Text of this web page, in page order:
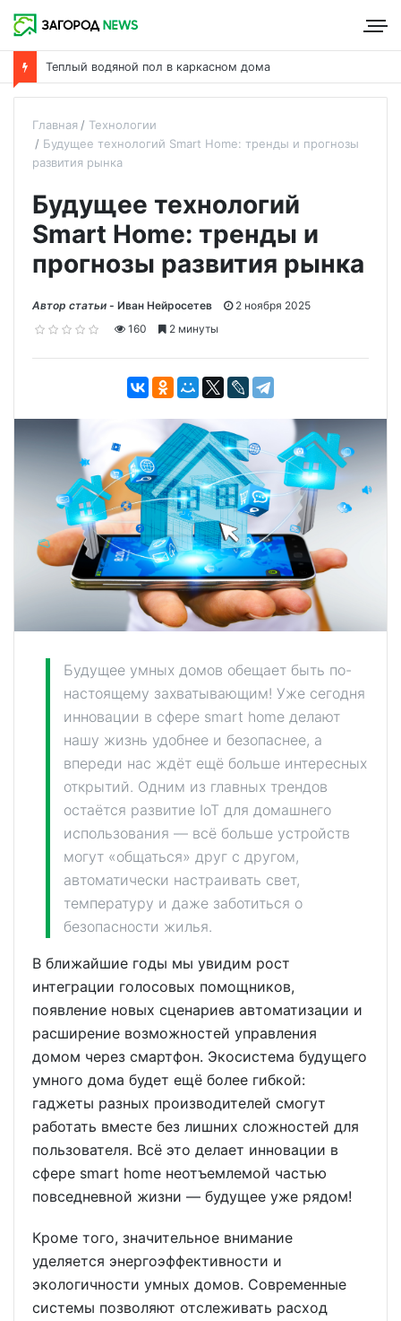
Теплый водяной пол в каркасном дома
Главная
Технологии
Будущее технологий Smart Home: тренды и прогнозы
развития рынка
Будущее технологий
Smart Home: тренды и
прогнозы развития рынка
Автор статьи - Иван Нейросетев
2 ноября 2025
160
2 минуты
Будущее умных домов обещает быть по-
настоящему захватывающим! Уже сегодня
инновации в сфере smart home делают
нашу жизнь удобнее и безопаснее, а
впереди нас ждёт ещё больше интересных
открытий. Одним из главных трендов
остаётся развитие IoT для домашнего
использования — всё больше устройств
могут «общаться» друг с другом,
автоматически настраивать свет,
температуру и даже заботиться о
безопасности жилья.
В ближайшие годы мы увидим рост
интеграции голосовых помощников,
появление новых сценариев автоматизации и
расширение возможностей управления
домом через смартфон. Экосистема будущего
умного дома будет ещё более гибкой:
гаджеты разных производителей смогут
работать вместе без лишних сложностей для
пользователя. Всё это делает инновации в
сфере smart home неотъемлемой частью
повседневной жизни — будущее уже рядом!
Кроме того, значительное внимание
уделяется энергоэффективности и
экологичности умных домов. Современные
системы позволяют отслеживать расход